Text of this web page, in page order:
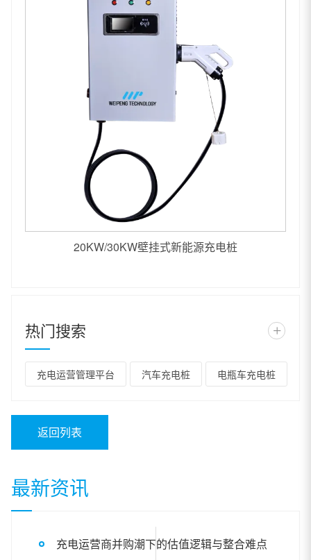
20KW/30KW壁挂式新能源充电桩
热门搜索 +
充电运营管理平台 汽车充电桩 电瓶车充电桩
返回列表
最新资讯
充电运营商并购潮下的估值逻辑与整合难点